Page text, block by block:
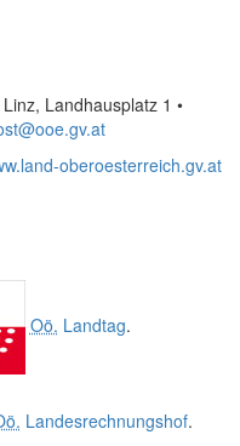
Landhausplatz 1 •
oberoesterreich.gv.at
Oö. Landtag.
Landesrechnungshof.